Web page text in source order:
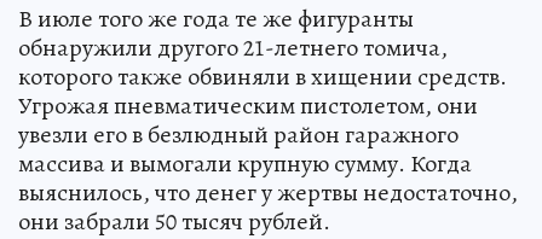
В июле того же года те же фигуранты
обнаружили другого 21-летнего томича,
которого также обвиняли в хищении средств.
Угрожая пневматическим пистолетом, они
увезли его в безлюдный район гаражного
массива и вымогали крупную сумму. Когда
выяснилось, что денег у жертвы недостаточно,
они забрали 50 тысяч рублей.